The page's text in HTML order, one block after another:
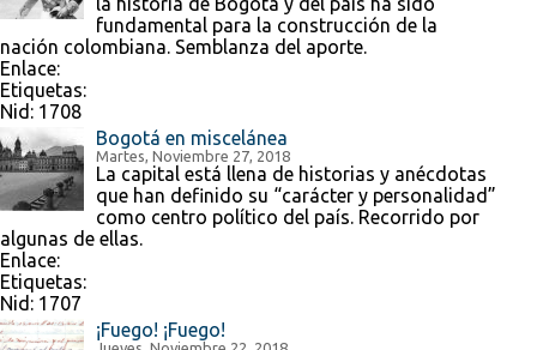
fundamental para la construcción de la
nación colombiana. Semblanza del aporte.
Enlace:
Etiquetas:
Nid: 1708
Bogotá en miscelánea
Martes, Noviembre 27, 2018
La capital está llena de historias y anécdotas
que han definido su “carácter y personalidad”
como centro político del país. Recorrido por
algunas de ellas.
Enlace:
Etiquetas:
Nid: 1707
¡Fuego! ¡Fuego!